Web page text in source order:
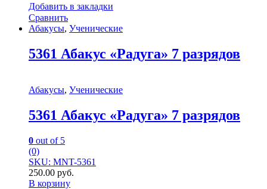
Добавить в закладки
Сравнить
Абакусы, Ученические
5361 Абакус «Радуга» 7 разрядов
Абакусы, Ученические
5361 Абакус «Радуга» 7 разрядов
0 out of 5
(0)
SKU: MNT-5361
250.00 руб.
В корзину